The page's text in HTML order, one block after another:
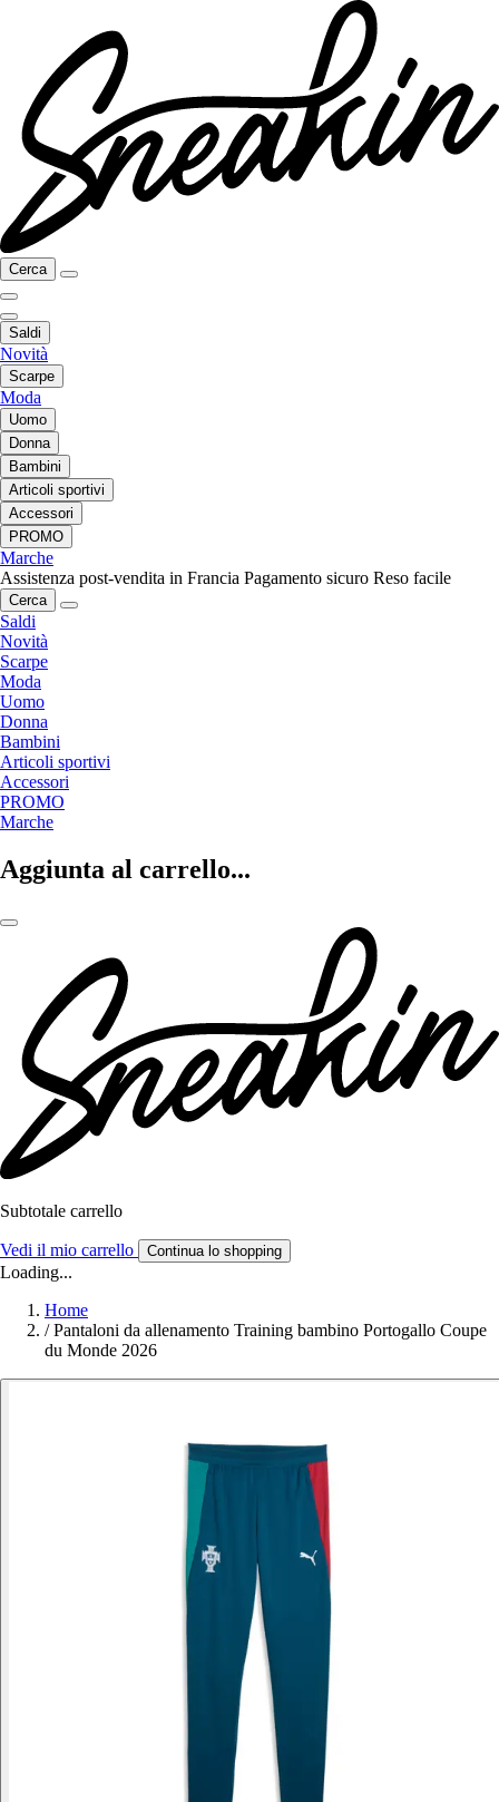
Cerca
Saldi
Novità
Scarpe
Moda
Uomo
Donna
Bambini
Articoli sportivi
Accessori
PROMO
Marche
Assistenza post-vendita in Francia Pagamento sicuro Reso facile
Cerca
Saldi
Novità
Scarpe
Moda
Uomo
Donna
Bambini
Articoli sportivi
Accessori
PROMO
Marche
Aggiunta al carrello...
Subtotale carrello
Vedi il mio carrello Continua lo shopping
Loading...
Home
/ Pantaloni da allenamento Training bambino Portogallo Coupe
du Monde 2026